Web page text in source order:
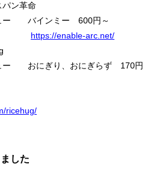
革命
ミー 600円～
https://enable-arc.net/
り、おにぎらず 170円
ricehug/
した